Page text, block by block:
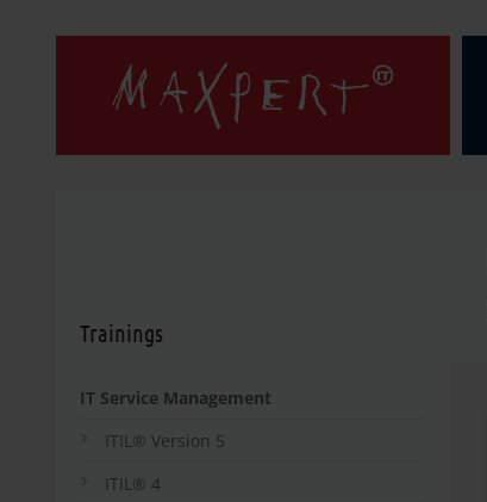
Trainings
IT Service Management
ITIL® Version 5
ITIL® 4